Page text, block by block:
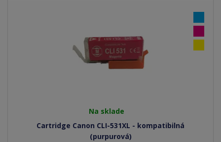
Na sklade
Cartridge Canon CLI-531XL - kompatibilná
(purpurová)